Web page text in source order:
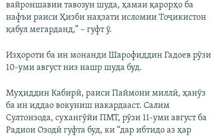
вайроншавии тавозун шуда, ҳамаи қарорҳо ба
нафъи раиси Ҳизби наҳзати исломии Тоҷикистон
қабул мегарданд,” – гуфт ӯ.
Изҳороти ба ин монанди Шарофиддин Гадоев рӯзи
10-уми август низ нашр шуда буд.
Муҳиддин Кабирӣ, раиси Паймони миллӣ, ҳанӯз
ба ин иддао вокуниш накардааст. Салим
Султонзода, сухангӯйи ПМТ, рӯзи 11-уми август ба
Радиои Озодӣ гуфта буд, ки “дар ибтидо аз ҳар